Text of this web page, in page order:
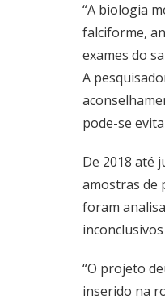
“A biologia
falciforme,
exames do
A
pode-se
De 2018 até
amostras de
foram
“O projeto
inserido na